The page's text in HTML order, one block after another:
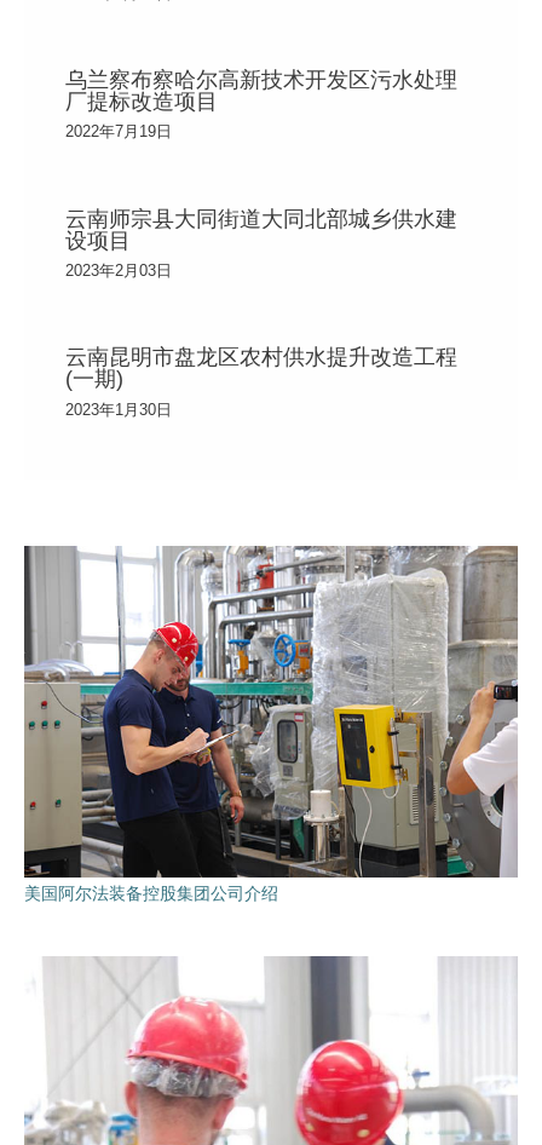
乌兰察布察哈尔高新技术开发区污水处理
厂提标改造项目
2022年7月19日
云南师宗县大同街道大同北部城乡供水建
设项目
2023年2月03日
云南昆明市盘龙区农村供水提升改造工程
(一期)
2023年1月30日
美国阿尔法装备控股集团公司介绍